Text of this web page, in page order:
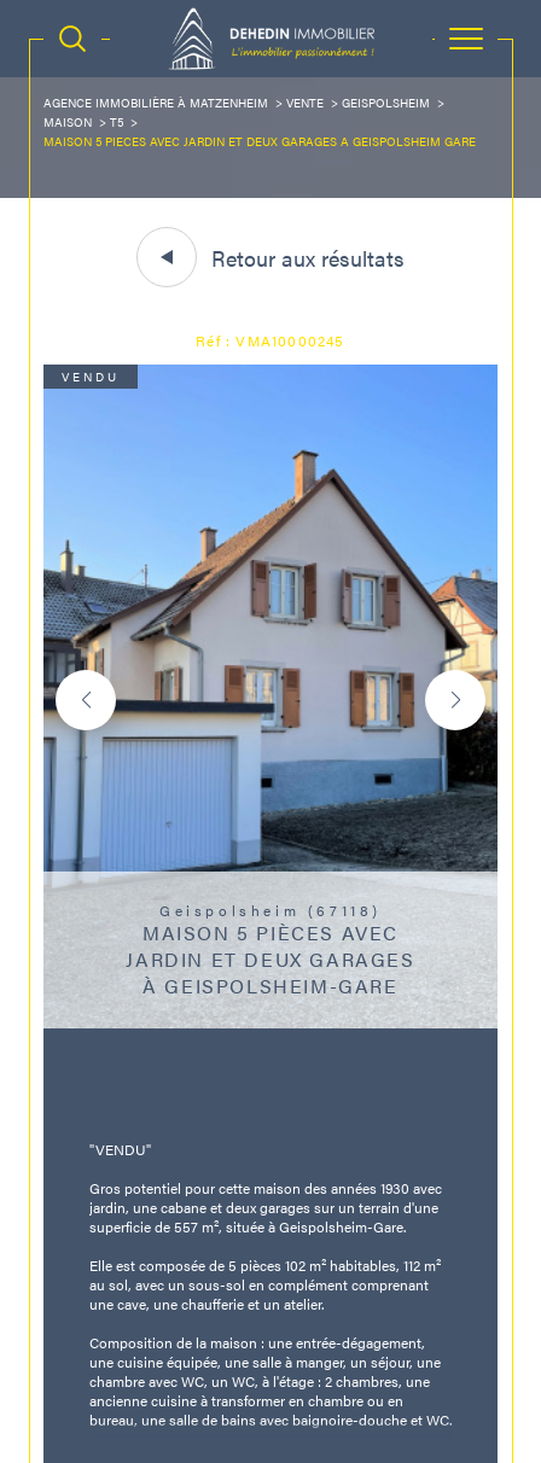
AGENCE IMMOBILIÈRE À MATZENHEIM VENTE
GEISPOLSHEIM
MAISON
T5
MAISON 5 PIECES AVEC JARDIN ET DEUX GARAGES A GEISPOLSHEIM GARE
Retour aux résultats
Réf : VMA10000245
VENDU
Geispolsheim (67118)
MAISON 5 PIÈCES AVEC
JARDIN ET DEUX GARAGES
À GEISPOLSHEIM-GARE
"VENDU"
Gros potentiel pour cette maison des années 1930 avec
jardin, une cabane et deux garages sur un terrain d'une
superficie de 557 m², située à Geispolsheim-Gare.
Elle est composée de 5 pièces 102 m² habitables, 112 m²
au sol, avec un sous-sol en complément comprenant
une cave, une chaufferie et un atelier.
Composition de la maison : une entrée-dégagement,
une cuisine équipée, une salle à manger, un séjour, une
chambre avec WC, un WC, à l'étage : 2 chambres, une
ancienne cuisine à transformer en chambre ou en
bureau, une salle de bains avec baignoire-douche et WC.